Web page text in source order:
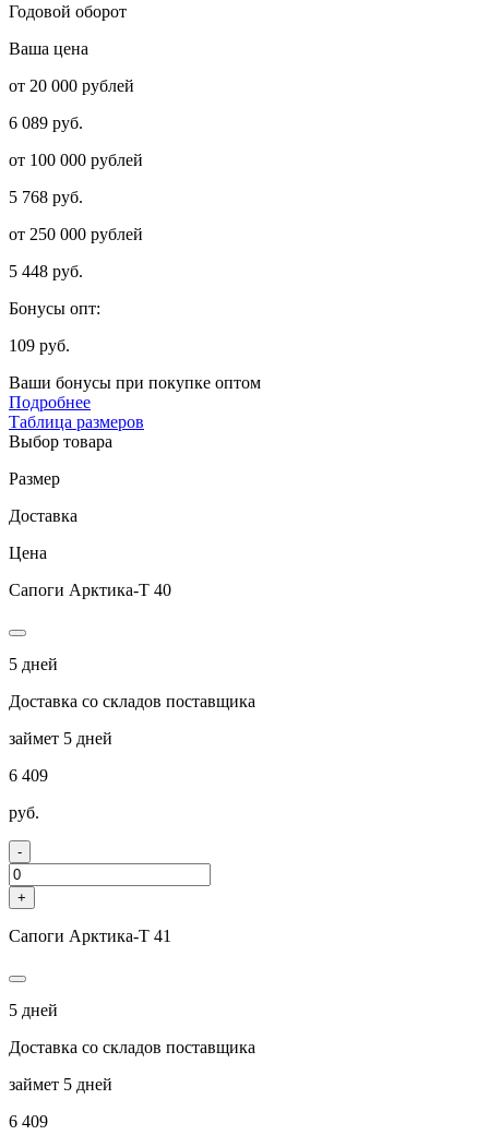
Годовой оборот
Ваша цена
от 20 000 рублей
6 089 руб.
от 100 000 рублей
5 768 руб.
от 250 000 рублей
5 448 руб.
Бонусы опт:
109 руб.
Ваши бонусы при покупке оптом
Подробнее
Таблица размеров
Выбор товара
Размер
Доставка
Цена
Сапоги Арктика-Т 40
5 дней
Доставка со складов поставщика
займет 5 дней
6 409
руб.
-
+
Сапоги Арктика-Т 41
5 дней
Доставка со складов поставщика
займет 5 дней
6 409